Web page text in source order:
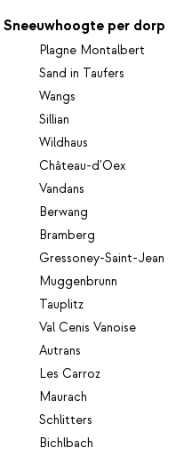
Sneeuwhoogte per dorp
Plagne Montalbert
Sand in Taufers
Wangs
Sillian
Wildhaus
Château-d'Oex
Vandans
Berwang
Bramberg
Gressoney-Saint-Jean
Muggenbrunn
Tauplitz
Val Cenis Vanoise
Autrans
Les Carroz
Maurach
Schlitters
Bichlbach